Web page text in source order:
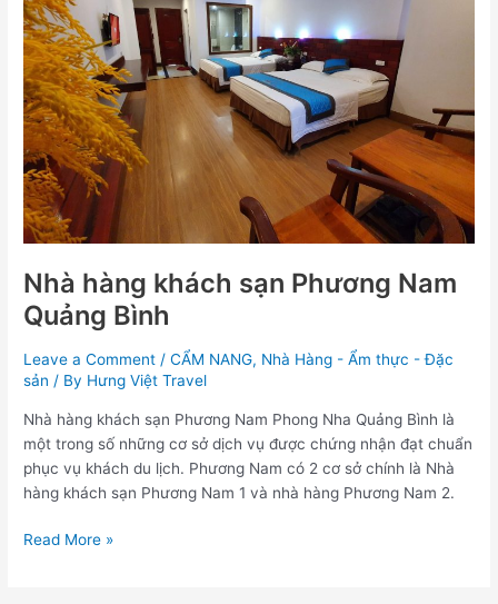
Nhà hàng khách sạn Phương Nam
Quảng Bình
Leave a Comment /CẨM NANG, Nhà Hàng - Ẩm thực - Đặc
sản / By Hưng Việt Travel
Nhà hàng khách sạn Phương Nam Phong Nha Quảng Bình là
một trong số những cơ sở dịch vụ được chứng nhận đạt chuẩn
phục vụ khách du lịch. Phương Nam có 2 cơ sở chính là Nhà
hàng khách sạn Phương Nam 1 và nhà hàng Phương Nam 2.
Phương
Nam
Quảng
Bình
Read More »